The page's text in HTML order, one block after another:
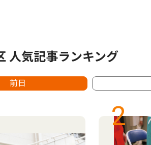
人気記事ランキング
前日
2